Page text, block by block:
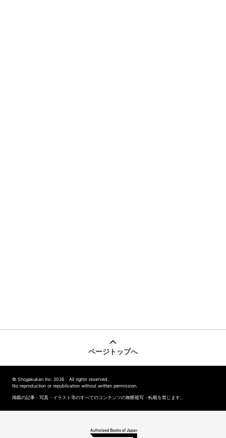
ページトップへ
© Shogakukan Inc. 2026 All rights reserved.
No reproduction or republication without written permission.
掲載の記事・写真・イラスト等のすべてのコンテンツの無断複写・転載を禁じます。